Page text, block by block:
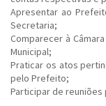
Apresentar ao
Secretaria;
Comparecer à
Municipal;
Praticar os atos
pelo Prefeito;
Participar de reuniões